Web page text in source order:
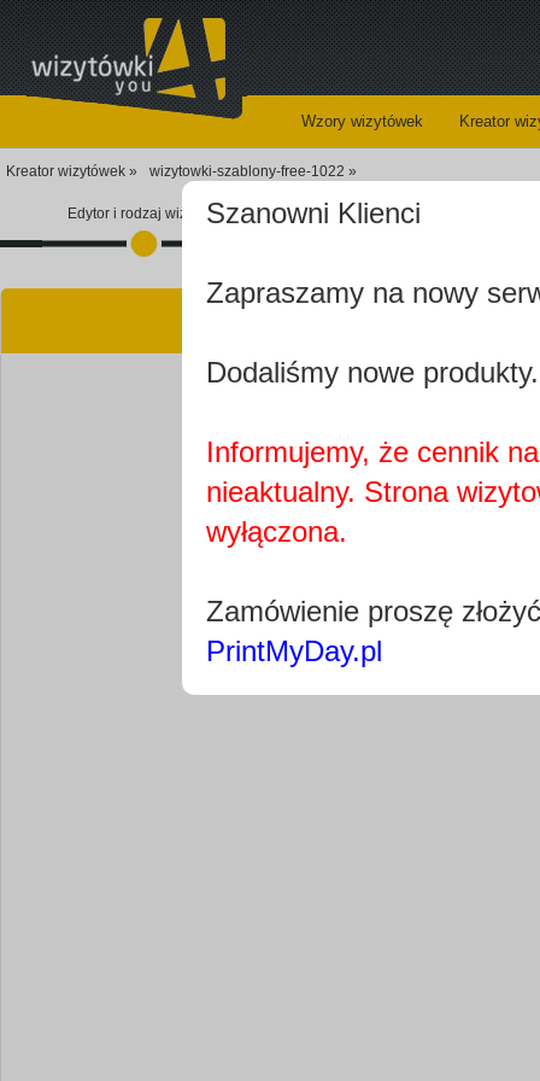
Wzory wizytówek Kreator
Kreator wizytówek » wizytowki-szablony-free-1022 »
Edytor i rodzaj wizytówkiSzanowni Klienci
Zapraszamy na nowy
Dodaliśmy nowe
Informujemy, że cennik
nieaktualny. Strona
wyłączona.
Zamówienie proszę
PrintMyDay.pl